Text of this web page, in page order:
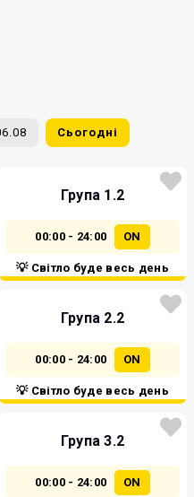
Сьогодні
Група 1.2
00:00 - 24:00 ON
💡 Світло буде весь день
Група 2.2
00:00 - 24:00 ON
💡 Світло буде весь день
Група 3.2
00:00 - 24:00 ON